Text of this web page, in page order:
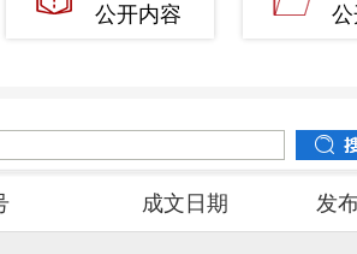
公开内容
成文日期 发